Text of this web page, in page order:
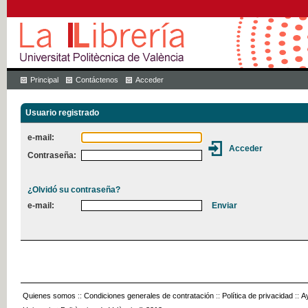
Principal Contáctenos Acceder
Usuario registrado
e-mail:
Contraseña:
¿Olvidó su contraseña?
e-mail:
Quienes somos :: Condiciones generales de contratación :: Política de privacidad ::